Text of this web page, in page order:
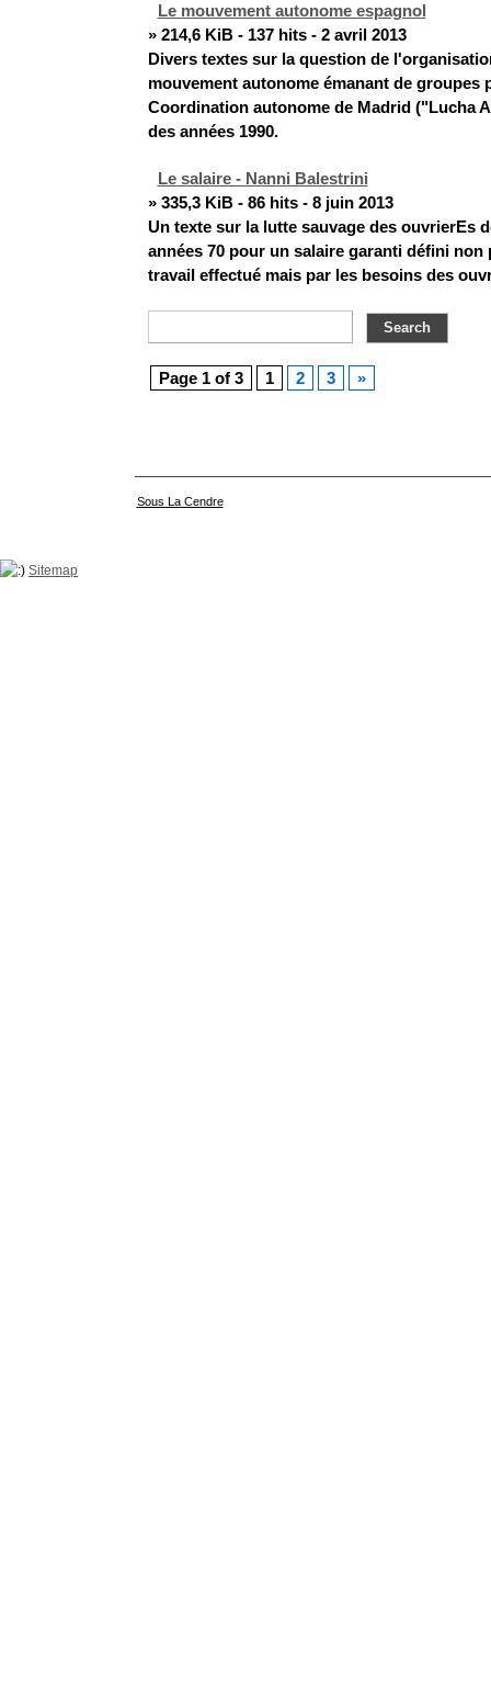
Le mouvement autonome espagnol
» 214,6 KiB - 137 hits - 2 avril 2013
Divers textes sur la question de
mouvement autonome émanant de groupes
Coordination autonome de Madrid ("Lucha
des années 1990.
Le salaire - Nanni Balestrini
» 335,3 KiB - 86 hits - 8 juin 2013
Un texte sur la lutte sauvage des ouvrierEs
années 70 pour un salaire garanti défini non
travail effectué mais par les besoins des
Page 1 of 3 1 2 3 »
Sous La Cendre
Sitemap